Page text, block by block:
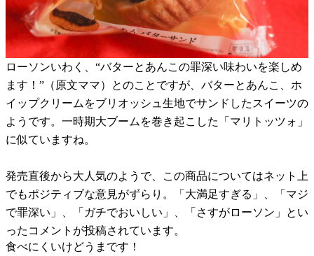
ローソンいわく、“バターとあんこの罪深い味わいを楽しめ
ます！”（原文ママ）とのことですが、バターとあんこ、ホ
イップクリームをブリオッシュ生地でサンドしたスイーツの
ようです。一時期大ブームを巻き起こした「マリトッツォ」
に似ていますね。
発売直後から大人気のようで、この商品についてはネット上
でもポジティブな意見がずらり。「大満足すぎる」、「マジ
で罪深い」、「ガチでおいしい」、「さすがローソン」とい
ったコメントが投稿されています。
食べにくいけどうまです！